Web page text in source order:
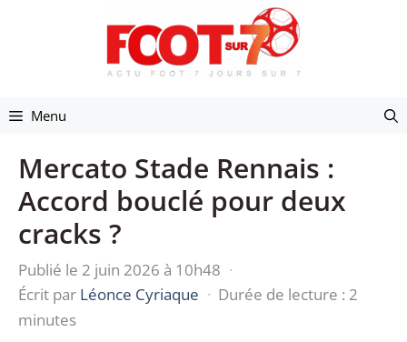
Menu
Mercato Stade Rennais :
Accord bouclé pour deux
cracks ?
Publié le 2 juin 2026 à 10h48 ·
Écrit par Léonce Cyriaque · Durée de lecture : 2
minutes